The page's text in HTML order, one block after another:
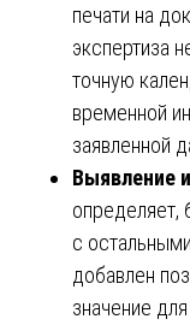
печати на
экспертиза
точную
временной
заявленной
Выявление
определяет,
с
добавлен
значение